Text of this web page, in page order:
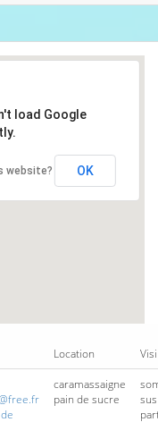
load Google
website? OK
Location
caramassaigne
pain de sucre